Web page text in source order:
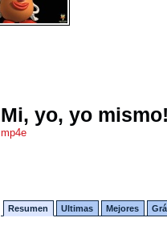
Mi, yo, yo mismo!
mp4e
Resumen Ultimas Mejores